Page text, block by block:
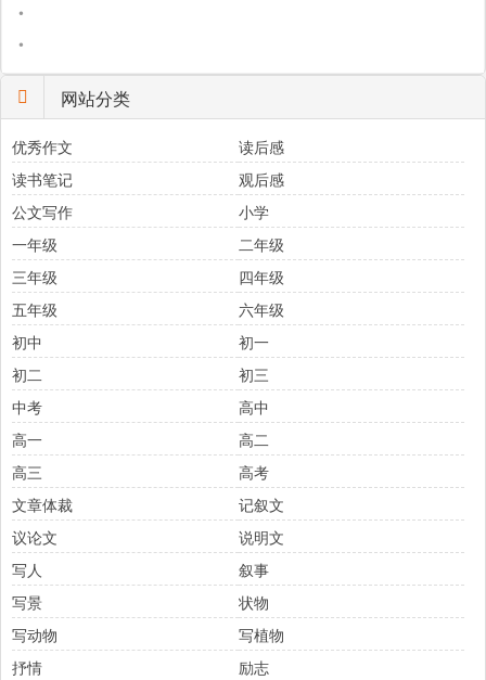
•
•
网站分类
优秀作文
读后感
读书笔记
观后感
公文写作
小学
一年级
二年级
三年级
四年级
五年级
六年级
初中
初一
初二
初三
中考
高中
高一
高二
高三
高考
文章体裁
记叙文
议论文
说明文
写人
叙事
写景
状物
写动物
写植物
抒情
励志